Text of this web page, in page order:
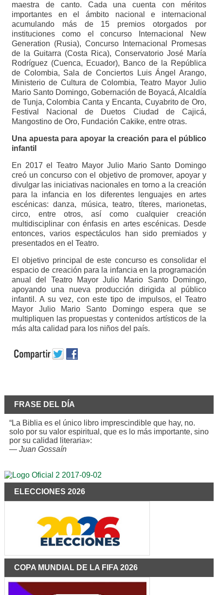
maestra de canto. Cada una cuenta con méritos
importantes en el ámbito nacional e internacional
acumulando más de 15 premios otorgados por
instituciones como el concurso Internacional New
Generation (Rusia), Concurso Internacional Promesas
de la Guitarra (Costa Rica), Conservatorio José María
Rodríguez (Cuenca, Ecuador), Banco de la República
de Colombia, Sala de Conciertos Luis Ángel Arango,
Ministerio de Cultura de Colombia, Teatro Mayor Julio
Mario Santo Domingo, Gobernación de Boyacá, Alcaldía
de Tunja, Colombia Canta y Encanta, Cuyabrito de Oro,
Festival Nacional de Duetos Ciudad de Cajicá,
Mangostino de Oro, Fundación Cakike, entre otras.
Una apuesta para apoyar la creación para el público
infantil
En 2017 el Teatro Mayor Julio Mario Santo Domingo
creó un concurso con el objetivo de promover, apoyar y
divulgar las iniciativas nacionales en torno a la creación
para la infancia en los diferentes lenguajes en artes
escénicas: danza, música, teatro, títeres, marionetas,
circo, entre otros, así como cualquier creación
multidisciplinar con énfasis en artes escénicas. Desde
entonces, varios espectáculos han sido premiados y
presentados en el Teatro.
El objetivo principal de este concurso es consolidar el
espacio de creación para la infancia en la programación
anual del Teatro Mayor Julio Mario Santo Domingo,
apoyando una nueva producción dirigida al público
infantil. A su vez, con este tipo de impulsos, el Teatro
Mayor Julio Mario Santo Domingo espera que se
multipliquen las propuestas y contenidos artísticos de la
más alta calidad para los niños del país.
FRASE DEL DÍA
“La Biblia es el único libro imprescindible que hay, no.
solo por su valor espiritual, que es lo más importante, sino
por su calidad literaria»:
— Juan Gossaín
ELECCIONES 2026
COPA MUNDIAL DE LA FIFA 2026